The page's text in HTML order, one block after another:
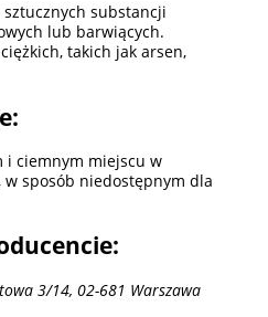
substancji
lub barwiących.
takich jak arsen,
i ciemnym miejscu w
sposób niedostępnym dla
3/14, 02-681 Warszawa